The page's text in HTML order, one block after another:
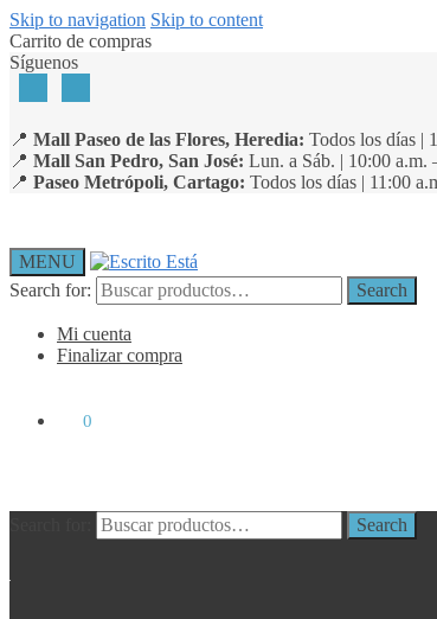
Skip to navigation Skip to content
Carrito de compras
Síguenos
📍 Mall Paseo de las Flores, Heredia: Todos los días |
📍 Mall San Pedro, San José: Lun. a Sáb. | 10:00 a.m.
📍 Paseo Metrópoli, Cartago: Todos los días | 11:00
MENU
Search for:
Search
Mi cuenta
Finalizar compra
0
Search